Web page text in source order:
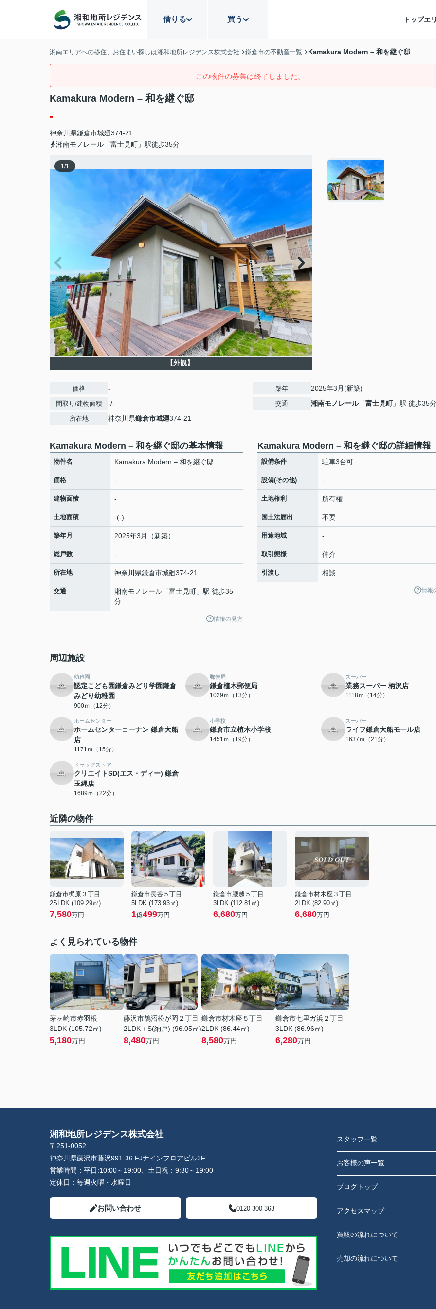
借りる 買う トップエ
湘南エリアへの移住、お住まい探しは湘和地所レジデンス株式会社 鎌倉市の不動産一覧 Kamakura Modern – 和を継ぐ邸
この物件の募集は終了しました。
Kamakura Modern – 和を継ぐ邸
-
神奈川県鎌倉市城廻374-21
湘南モノレール「富士見町」駅徒歩35分
1/1
【外観】
価格 -
間取り/建物面積 -/-
所在地 神奈川県鎌倉市城廻374-21
築年 2025年3月(新築)
交通 湘南モノレール「富士見町」駅 徒歩35分
Kamakura Modern – 和を継ぐ邸の基本情報
物件名 Kamakura Modern – 和を継ぐ邸
価格 -
建物面積 -
土地面積 -(-)
築年月 2025年3月（新築）
総戸数 -
所在地 神奈川県鎌倉市城廻374-21
交通 湘南モノレール 「富士見町 」駅 徒歩35
分
情報の見方
Kamakura Modern – 和を継ぐ邸の詳細情報
設備条件 駐車3台可
設備(その他) -
土地権利 所有権
国土法届出 不要
用途地域 -
取引態様 仲介
引渡し 相談
情報
周辺施設
幼稚園
認定こども園鎌倉みどり学園鎌倉
みどり幼稚園
900ｍ（12分）
郵便局
鎌倉植木郵便局
1029ｍ（13分）
スーパー
業務スーパー 柄沢店
1118ｍ（14分）
ホームセンター
ホームセンターコーナン 鎌倉大船
店
1171ｍ（15分）
小学校
鎌倉市立植木小学校
1451ｍ（19分）
スーパー
ライフ鎌倉大船モール店
1637ｍ（21分）
ドラッグストア
クリエイトSD(エス・ディー) 鎌倉
玉縄店
1689ｍ（22分）
近隣の物件
鎌倉市梶原３丁目
2SLDK (109.29㎡)
7,580万円
鎌倉市長谷５丁目
5LDK (173.93㎡)
1億499万円
鎌倉市腰越５丁目
3LDK (112.81㎡)
6,680万円
鎌倉市材木座３丁目
2LDK (82.90㎡)
6,680万円
よく見られている物件
茅ヶ崎市赤羽根
3LDK (105.72㎡)
5,180万円
藤沢市鵠沼松が岡２丁目
2LDK＋S(納戸) (96.05㎡)
8,480万円
鎌倉市材木座５丁目
2LDK (86.44㎡)
8,580万円
鎌倉市七里ガ浜２丁目
3LDK (86.96㎡)
6,280万円
湘和地所レジデンス株式会社
〒251-0052
神奈川県藤沢市藤沢991-36 FJナインフロアビル3F
営業時間： 平日:10:00～19:00、土日祝：9:30～19:00
定休日： 毎週火曜・水曜日
お問い合わせ 0120-300-363
スタッフ一覧
お客様の声一覧
ブログトップ
アクセスマップ
買取の流れについて
売却の流れについて